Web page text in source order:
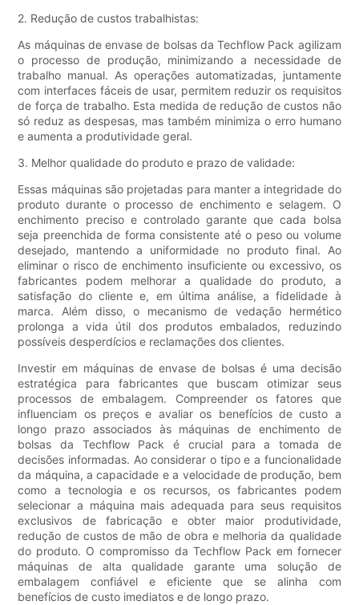
2. Redução de custos trabalhistas:
As máquinas de envase de bolsas da Techflow Pack agilizam
o processo de produção, minimizando a necessidade de
trabalho manual. As operações automatizadas, juntamente
com interfaces fáceis de usar, permitem reduzir os requisitos
de força de trabalho. Esta medida de redução de custos não
só reduz as despesas, mas também minimiza o erro humano
e aumenta a produtividade geral.
3. Melhor qualidade do produto e prazo de validade:
Essas máquinas são projetadas para manter a integridade do
produto durante o processo de enchimento e selagem. O
enchimento preciso e controlado garante que cada bolsa
seja preenchida de forma consistente até o peso ou volume
desejado, mantendo a uniformidade no produto final. Ao
eliminar o risco de enchimento insuficiente ou excessivo, os
fabricantes podem melhorar a qualidade do produto, a
satisfação do cliente e, em última análise, a fidelidade à
marca. Além disso, o mecanismo de vedação hermético
prolonga a vida útil dos produtos embalados, reduzindo
possíveis desperdícios e reclamações dos clientes.
Investir em máquinas de envase de bolsas é uma decisão
estratégica para fabricantes que buscam otimizar seus
processos de embalagem. Compreender os fatores que
influenciam os preços e avaliar os benefícios de custo a
longo prazo associados às máquinas de enchimento de
bolsas da Techflow Pack é crucial para a tomada de
decisões informadas. Ao considerar o tipo e a funcionalidade
da máquina, a capacidade e a velocidade de produção, bem
como a tecnologia e os recursos, os fabricantes podem
selecionar a máquina mais adequada para seus requisitos
exclusivos de fabricação e obter maior produtividade,
redução de custos de mão de obra e melhoria da qualidade
do produto. O compromisso da Techflow Pack em fornecer
máquinas de alta qualidade garante uma solução de
embalagem confiável e eficiente que se alinha com
benefícios de custo imediatos e de longo prazo.